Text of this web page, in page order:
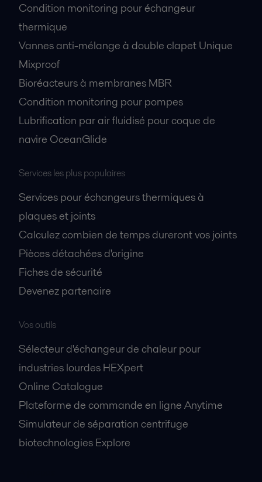
Condition monitoring pour échangeur
thermique
Vannes anti-mélange à double clapet Unique
Mixproof
Bioréacteurs à membranes MBR
Condition monitoring pour pompes
Lubrification par air fluidisé pour coque de
navire OceanGlide
Services les plus populaires
Services pour échangeurs thermiques à
plaques et joints
Calculez combien de temps dureront vos joints
Pièces détachées d'origine
Fiches de sécurité
Devenez partenaire
Vos outils
Sélecteur d'échangeur de chaleur pour
industries lourdes HEXpert
Online Catalogue
Plateforme de commande en ligne Anytime
Simulateur de séparation centrifuge
biotechnologies Explore